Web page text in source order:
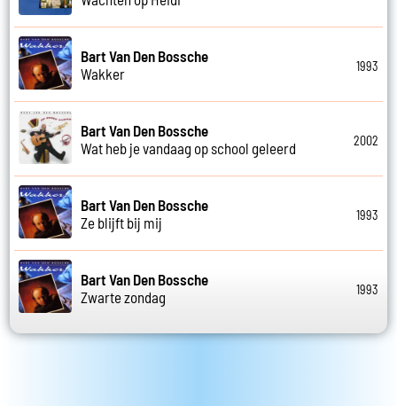
Bart Van Den Bossche
Wakker
1993
Bart Van Den Bossche
Wat heb je vandaag op school geleerd
2002
Bart Van Den Bossche
Ze blijft bij mij
1993
Bart Van Den Bossche
Zwarte zondag
1993